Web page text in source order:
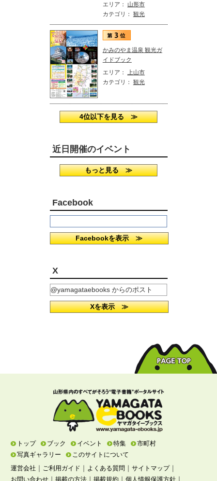
エリア： 山形市
カテゴリ： 観光
かみのやま温泉 観光ガ
イドブック
エリア： 上山市
カテゴリ： 観光
4位以下を見る ≫
近日開催のイベント
もっと見る ≫
Facebook
Facebookを表示 ≫
X
@yamagataebooks からのポスト
Xを表示 ≫
トップ ブック イベント 特集
市町村
写真ギャラリー
このサイトについて
運営会社 ｜ ご利用ガイド ｜ よくある質問 ｜サイトマップ｜
お問い合わせ ｜掲載の方法 ｜掲載規約 ｜個人情報保護方針 ｜